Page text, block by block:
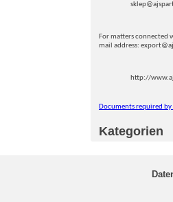
For matters connected
mail address:
http://
Documents required by
Kategorien